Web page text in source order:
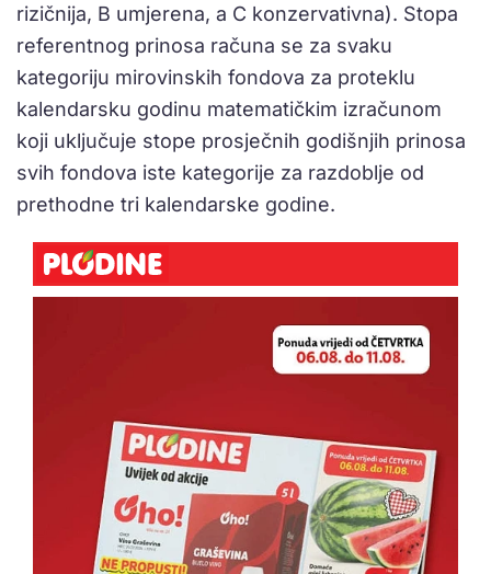
rizičnija, B umjerena, a C konzervativna). Stopa
referentnog prinosa računa se za svaku
kategoriju mirovinskih fondova za proteklu
kalendarsku godinu matematičkim izračunom
koji uključuje stope prosječnih godišnjih prinosa
svih fondova iste kategorije za razdoblje od
prethodne tri kalendarske godine.